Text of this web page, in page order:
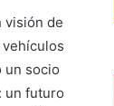
visión de
un socio
un futuro